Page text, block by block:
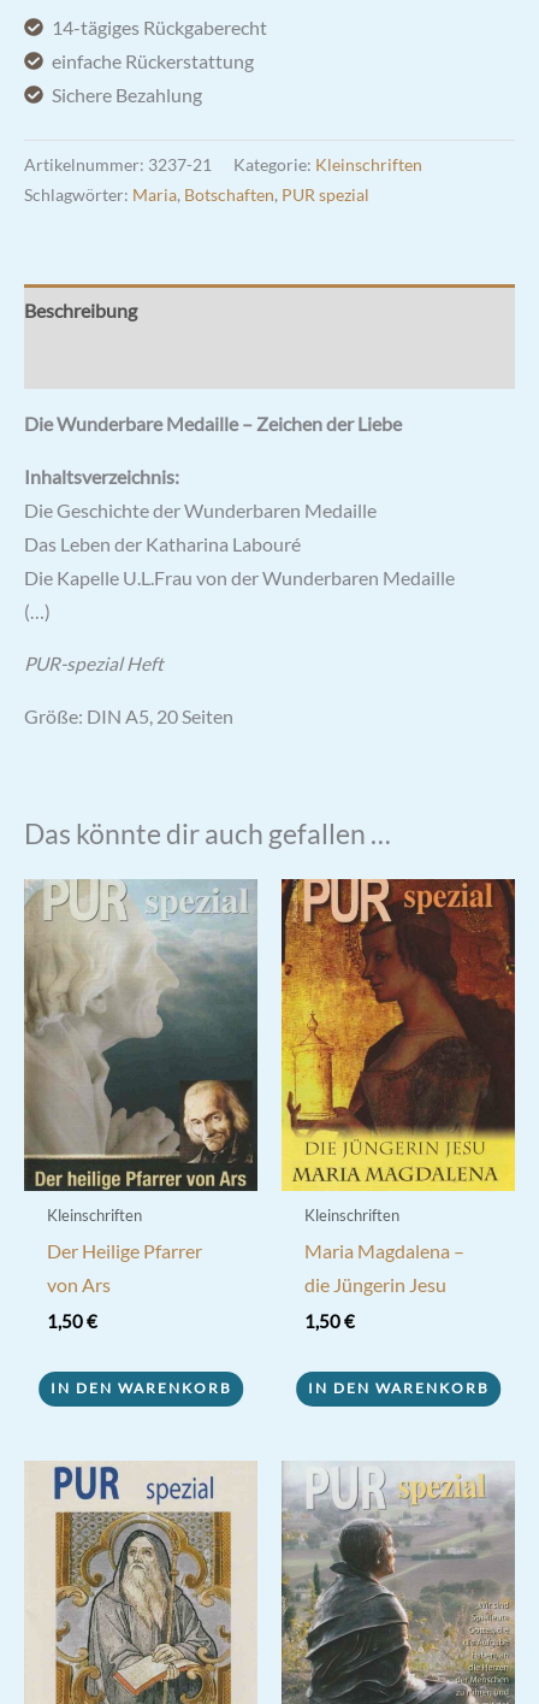
Zeichen
der
Liebe
14-tägiges Rückgaberecht
einfache Rückerstattung
Sichere Bezahlung
Artikelnummer: 3237-21 Kategorie: Kleinschriften
Schlagwörter: Maria, Botschaften, PUR spezial
Beschreibung
Die Wunderbare Medaille – Zeichen der Liebe
Inhaltsverzeichnis:
Die Geschichte der Wunderbaren Medaille
Das Leben der Katharina Labouré
Die Kapelle U.L.Frau von der Wunderbaren Medaille
(…)
PUR-spezial Heft
Größe: DIN A5, 20 Seiten
Das könnte dir auch gefallen …
Kleinschriften
Der Heilige Pfarrer
von Ars
1,50€
IN DEN WARENKORB
Kleinschriften
Maria Magdalena –
die Jüngerin Jesu
1,50€
IN DEN WARENKORB